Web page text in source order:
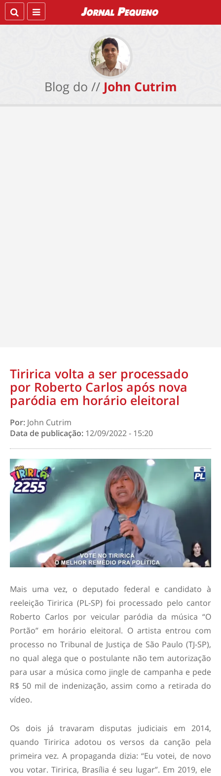
Blog do // John Cutrim
Tiririca volta a ser processado
por Roberto Carlos após nova
paródia em horário eleitoral
Por: John Cutrim
Data de publicação: 12/09/2022 - 15:20
Mais uma vez, o deputado federal e candidato à
reeleição Tiririca (PL-SP) foi processado pelo cantor
Roberto Carlos por veicular paródia da música “O
Portão” em horário eleitoral. O artista entrou com
processo no Tribunal de Justiça de São Paulo (TJ-SP),
no qual alega que o postulante não tem autorização
para usar a música como jingle de campanha e pede
R$ 50 mil de indenização, assim como a retirada do
vídeo.
Os dois já travaram disputas judiciais em 2014,
quando Tiririca adotou os versos da canção pela
primeira vez. A propaganda dizia: “Eu votei, de novo
vou votar. Tiririca, Brasília é seu lugar”. Em 2019, ele